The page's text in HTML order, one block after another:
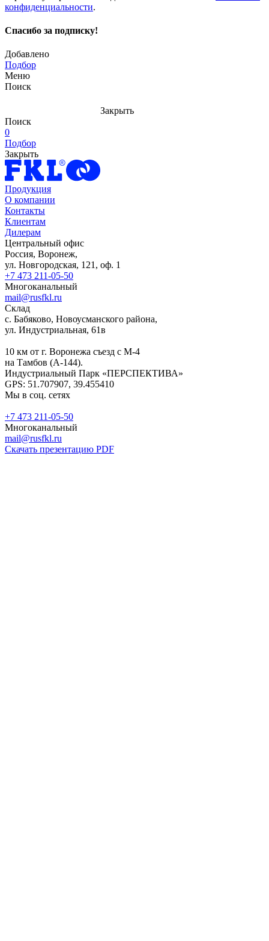
конфиденциальности.
Спасибо за подписку!
Добавлено
Подбор
Меню
Поиск
Закрыть
Поиск
0
Подбор
Закрыть
Продукция
О компании
Контакты
Клиентам
Дилерам
Центральный офис
Россия, Воронеж,
ул. Новгородская, 121, оф. 1
+7 473 211-05-50
Многоканальный
mail@rusfkl.ru
Склад
с. Бабяково, Новоусманского района,
ул. Индустриальная, 61в
10 км от г. Воронежа съезд с М-4
на Тамбов (А-144).
Индустриальный Парк «ПЕРСПЕКТИВА»
GPS: 51.707907, 39.455410
Мы в соц. сетях
+7 473 211-05-50
Многоканальный
mail@rusfkl.ru
Скачать презентацию PDF